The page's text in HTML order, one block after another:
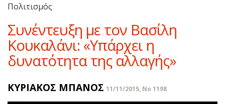
Πολιτισμός
Συνέντευξη με τον Βασίλη
Κουκαλάνι: «Υπάρχει η
δυνατότητα της αλλαγής»
ΚΥΡΙΑΚΟΣ ΜΠΑΝΟΣ 11/11/2015, No 1198